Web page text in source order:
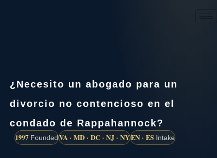
¿Necesito un abogado para un
divorcio no contencioso en el
condado de Rappahannock?
1997 FoundedVA · MD · DC · NJ · NYEN · ES Intake